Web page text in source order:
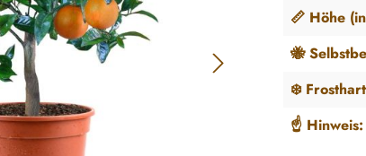
📏 Höhe
🐝
❄️
☝️ Hinweis: